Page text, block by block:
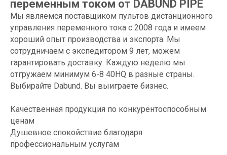
переменным током от DABUND PIPE
Мы являемся поставщиком пультов дистанционного
управления переменного тока с 2008 года и имеем
хороший опыт производства и экспорта. Мы
сотрудничаем с экспедитором 9 лет, можем
гарантировать доставку. Каждую неделю мы
отгружаем минимум 6-8 40HQ в разные страны.
Выбирайте Dabund. Вы выиграете бизнес.
Качественная продукция по конкурентоспособным
ценам
Душевное спокойствие благодаря
профессиональным услугам